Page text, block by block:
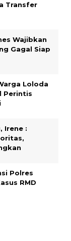
Transfer
Wajibkan
Gagal Siap
Loloda
Perintis
Irene :
Polres
RMD